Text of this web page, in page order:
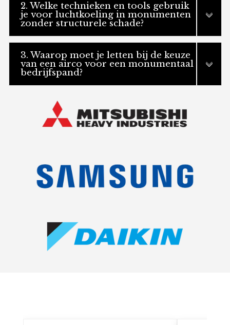
2. Welke technieken en tools gebruik
je voor luchtkoeling in monumenten
zonder structurele schade?
3. Waarop moet je letten bij de keuze
van een airco voor een monumentaal
bedrijfspand?